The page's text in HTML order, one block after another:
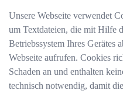
Unsere Webseite verwendet
um Textdateien, die mit Hilfe
Betriebssystem Ihres Gerätes
Webseite aufrufen. Cookies
Schaden an und enthalten
technisch notwendig, damit